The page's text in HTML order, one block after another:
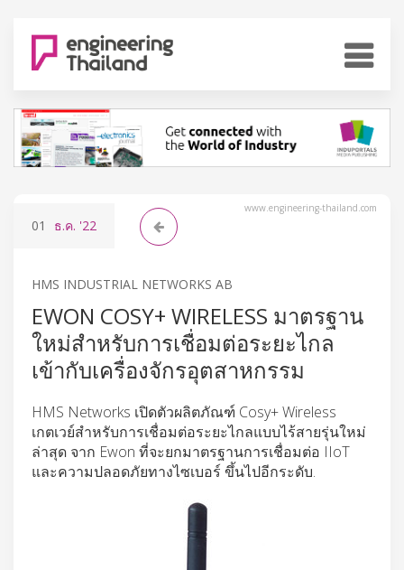
www.engineering-thailand.com
01 ธ.ค. '22
HMS INDUSTRIAL NETWORKS AB
EWON COSY+ WIRELESS มาตรฐาน
ใหม่สำหรับการเชื่อมต่อระยะไกล
เข้ากับเครื่องจักรอุตสาหกรรม
HMS Networks เปิดตัวผลิตภัณฑ์ Cosy+ Wireless
เกตเวย์สำหรับการเชื่อมต่อระยะไกลแบบไร้สายรุ่นใหม่
ล่าสุด จาก Ewon ที่จะยกมาตรฐานการเชื่อมต่อ IIoT
และความปลอดภัยทางไซเบอร์ ขึ้นไปอีกระดับ.